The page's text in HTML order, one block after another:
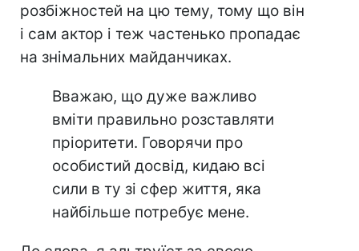
розбіжностей на цю тему, тому що він
і сам актор і теж частенько пропадає
на знімальних майданчиках.
Вважаю, що дуже важливо
вміти правильно розставляти
пріоритети. Говорячи про
особистий досвід, кидаю всі
сили в ту зі сфер життя, яка
найбільше потребує мене.